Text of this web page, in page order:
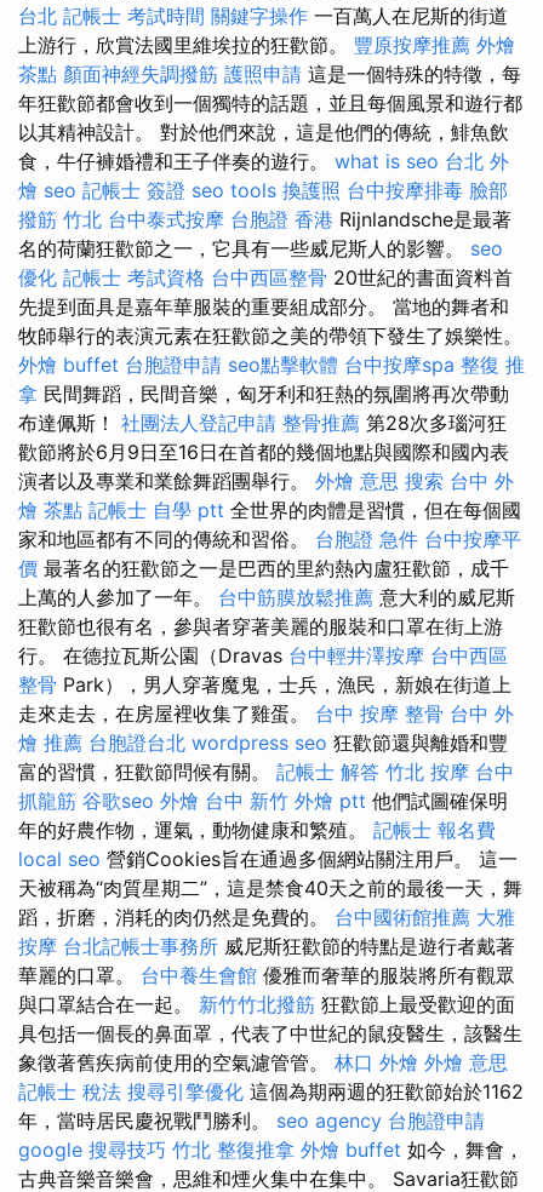
台北 記帳士 考試時間 關鍵字操作 一百萬人在尼斯的街道
上游行，欣賞法國里維埃拉的狂歡節。 豐原按摩推薦 外燴
茶點 顏面神經失調撥筋 護照申請 這是一個特殊的特徵，每
年狂歡節都會收到一個獨特的話題，並且每個風景和遊行都
以其精神設計。 對於他們來說，這是他們的傳統，鯡魚飲
食，牛仔褲婚禮和王子伴奏的遊行。 what is seo 台北 外
燴 seo 記帳士 簽證 seo tools 換護照 台中按摩排毒 臉部
撥筋 竹北 台中泰式按摩 台胞證 香港 Rijnlandsche是最著
名的荷蘭狂歡節之一，它具有一些威尼斯人的影響。 seo
優化 記帳士 考試資格 台中西區整骨 20世紀的書面資料首
先提到面具是嘉年華服裝的重要組成部分。 當地的舞者和
牧師舉行的表演元素在狂歡節之美的帶領下發生了娛樂性。
外燴 buffet 台胞證申請 seo點擊軟體 台中按摩spa 整復 推
拿 民間舞蹈，民間音樂，匈牙利和狂熱的氛圍將再次帶動
布達佩斯！ 社團法人登記申請 整骨推薦 第28次多瑙河狂
歡節將於6月9日至16日在首都的幾個地點與國際和國內表
演者以及專業和業餘舞蹈團舉行。 外燴 意思 搜索 台中 外
燴 茶點 記帳士 自學 ptt 全世界的肉體是習慣，但在每個國
家和地區都有不同的傳統和習俗。 台胞證 急件 台中按摩平
價 最著名的狂歡節之一是巴西的里約熱內盧狂歡節，成千
上萬的人參加了一年。 台中筋膜放鬆推薦 意大利的威尼斯
狂歡節也很有名，參與者穿著美麗的服裝和口罩在街上游
行。 在德拉瓦斯公園（Dravas 台中輕井澤按摩 台中西區
整骨 Park），男人穿著魔鬼，士兵，漁民，新娘在街道上
走來走去，在房屋裡收集了雞蛋。 台中 按摩 整骨 台中 外
燴 推薦 台胞證台北 wordpress seo 狂歡節還與離婚和豐
富的習慣，狂歡節問候有關。 記帳士 解答 竹北 按摩 台中
抓龍筋 谷歌seo 外燴 台中 新竹 外燴 ptt 他們試圖確保明
年的好農作物，運氣，動物健康和繁殖。 記帳士 報名費
local seo 營銷Cookies旨在通過多個網站關注用戶。 這一
天被稱為“肉質星期二”，這是禁食40天之前的最後一天，舞
蹈，折磨，消耗的肉仍然是免費的。 台中國術館推薦 大雅
按摩 台北記帳士事務所 威尼斯狂歡節的特點是遊行者戴著
華麗的口罩。 台中養生會館 優雅而奢華的服裝將所有觀眾
與口罩結合在一起。 新竹竹北撥筋 狂歡節上最受歡迎的面
具包括一個長的鼻面罩，代表了中世紀的鼠疫醫生，該醫生
象徵著舊疾病前使用的空氣濾管管。 林口 外燴 外燴 意思
記帳士 稅法 搜尋引擎優化 這個為期兩週的狂歡節始於1162
年，當時居民慶祝戰鬥勝利。 seo agency 台胞證申請
google 搜尋技巧 竹北 整復推拿 外燴 buffet 如今，舞會，
古典音樂音樂會，思維和煙火集中在集中。 Savaria狂歡節